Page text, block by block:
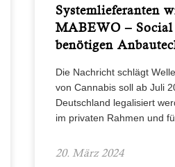
Systemlieferanten
MABEWO – Social
benötigen
Die Nachricht schlägt
von Cannabis soll ab Juli
Deutschland legalisiert
im privaten Rahmen und
20. März 2024